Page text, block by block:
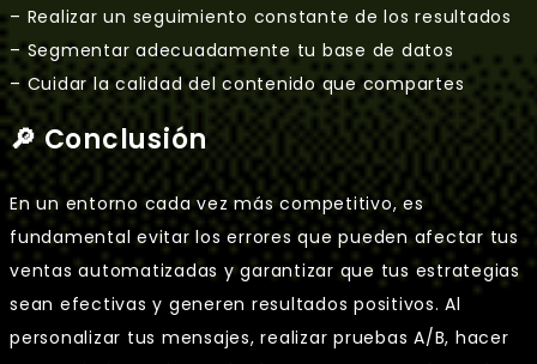
– Realizar un seguimiento constante de los resultados
– Segmentar adecuadamente tu base de datos
– Cuidar la calidad del contenido que compartes
🔎 Conclusión
En un entorno cada vez más competitivo, es
fundamental evitar los errores que pueden afectar tus
ventas automatizadas y garantizar que tus estrategias
sean efectivas y generen resultados positivos. Al
personalizar tus mensajes, realizar pruebas A/B, hacer